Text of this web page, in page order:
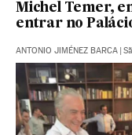
Michel Temer,
entrar no
ANTONIO JIMÉNEZ BARCA |